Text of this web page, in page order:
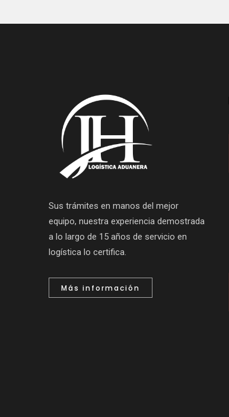
Sus trámites en manos del mejor
equipo, nuestra experiencia demostrada
a lo largo de 15 años de servicio en
logística lo certifica.
Más información